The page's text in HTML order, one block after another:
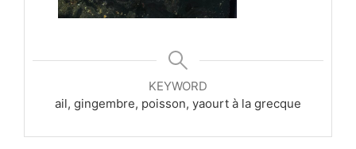
KEYWORD
ail, gingembre, poisson, yaourt à la grecque